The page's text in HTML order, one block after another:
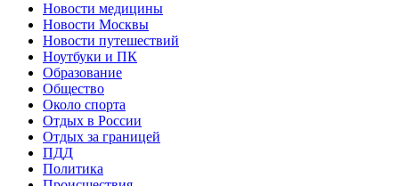
Новости медицины
Новости Москвы
Новости путешествий
Ноутбуки и ПК
Образование
Общество
Около спорта
Отдых в России
Отдых за границей
ПДД
Политика